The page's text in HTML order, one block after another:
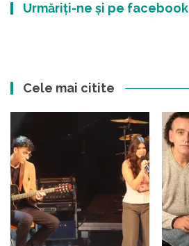
Urmăriți-ne și pe facebook
Cele mai citite